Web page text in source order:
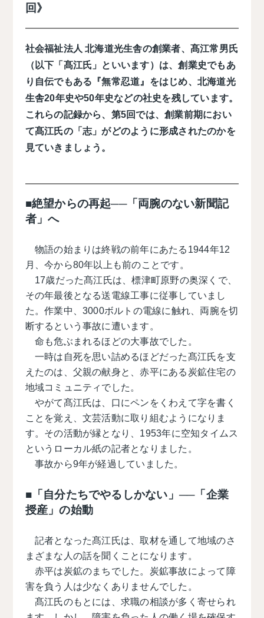
回》
社会福祉法人 北海道光生舎の創業者、髙江常男氏
（以下「髙江氏」といいます）は、創業史でもあ
り自伝でもある『無常忍道』をはじめ、北海道光
生舎20年史や50年史などの社史を残しています。
これらの記録から、第5回では、創業前期におい
て髙江氏の「志」がどのように形成されたのかを
見ていきましょう。
■絶望からの再起──「両腕のない新聞記
者」へ
物語の始まりは終戦の前年にあたる1944年12
月、今から80年以上も前のことです。
17歳だった髙江⽒は、標津町原野の奥深くで、
その年最後となる送電線⼯事に従事していまし
た。作業中、3000ボルトの電線に触れ、両腕を切
断するという事故に遭います。
命も危ぶまれるほどの大事故でした。
一時は⾃死を思い詰めるほどだった髙江氏を支
えたのは、父親の献身と、赤平にある炭鉱住宅の
地域コミュニティでした。
やがて髙江氏は、⼝にペンをくわえて字を書く
ことを覚え、文芸活動に取り組むようになりま
す。その活動が縁となり、1953年に空知タイムス
というローカル紙の記者となりました。
事故から9年が経過していました。
■「自分たちでやるしかない」──「企業
授産」の始動
記者となった髙江氏は、取材を通して地域のさ
まざまな人の話を聞くことになります。
赤平は炭鉱のまちでした。炭鉱事故によって障
害を負う人は少なくありませんでした。
髙江氏のもとには、求職の相談が多く寄せられ